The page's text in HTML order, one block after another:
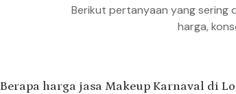
Berikut pertanyaan yang sering
harga,
Berapa harga jasa Makeup Karnaval di